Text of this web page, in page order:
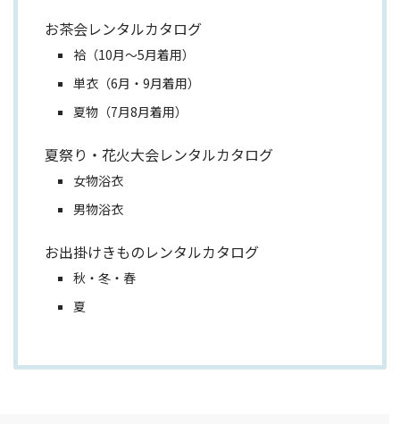
お茶会レンタルカタログ
袷（10月～5月着用）
単衣（6月・9月着用）
夏物（7月8月着用）
夏祭り・花火大会レンタルカタログ
女物浴衣
男物浴衣
お出掛けきものレンタルカタログ
秋・冬・春
夏